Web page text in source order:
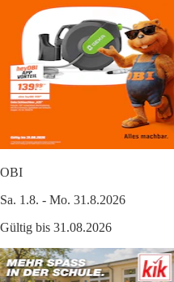
OBI
Sa. 1.8. - Mo. 31.8.2026
Gültig bis 31.08.2026